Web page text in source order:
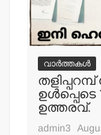
വാർത്തകൾ
ഉള്‍പ്പെടെ
ഉത്തരവ്.
admin3